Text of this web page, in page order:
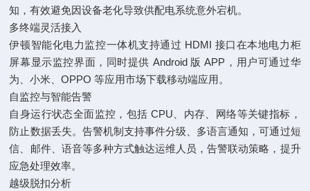
知，有效避免因设备老化导致供配电系统意外宕机。
多终端灵活接入
伊顿智能化电力监控一体机支持通过 HDMI 接口在本地电力柜
屏幕显示监控界面，同时提供 Android 版 APP，用户可通过华
为、小米、OPPO 等应用市场下载移动端应用。
自监控与智能告警
自身运行状态全面监控，包括 CPU、内存、网络等关键指标，
防止数据丢失。告警机制支持事件分级、多语言通知，可通过短
信、邮件、语音等多种方式触达运维人员，告警联动策略，提升
应急处理效率。
越级脱扣分析